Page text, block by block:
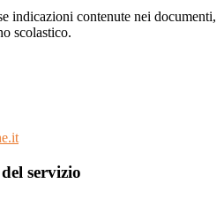
indicazioni contenute nei documenti,
scolastico.
servizio